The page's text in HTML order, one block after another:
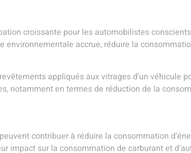
croissante pour les automobilistes
accrue, réduire la
appliqués aux vitrages d’un véhicule
notamment en termes de réduction de la
contribuer à réduire la consommation
impact sur la consommation de carburant et